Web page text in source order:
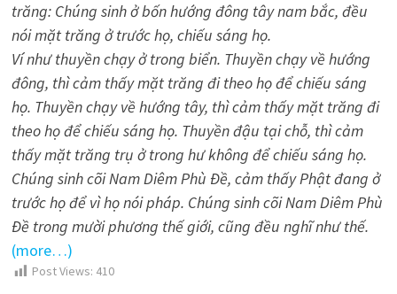
trăng: Chúng sinh ở bốn hướng đông tây nam bắc, đều
nói mặt trăng ở trước họ, chiếu sáng họ.
Ví như thuyền chạy ở trong biển. Thuyền chạy về hướng
đông, thì cảm thấy mặt trăng đi theo họ để chiếu sáng
họ. Thuyền chạy về hướng tây, thì cảm thấy mặt trăng đi
theo họ để chiếu sáng họ. Thuyền đậu tại chỗ, thì cảm
thấy mặt trăng trụ ở trong hư không để chiếu sáng họ.
Chúng sinh cõi Nam Diêm Phù Ðề, cảm thấy Phật đang ở
trước họ để vì họ nói pháp. Chúng sinh cõi Nam Diêm Phù
Ðề trong mười phương thế giới, cũng đều nghĩ như thế.
(more…)
Post Views: 410